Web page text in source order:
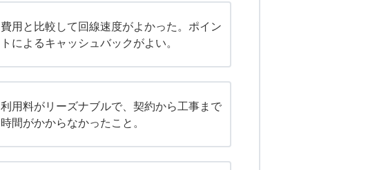
費用と比較して回線速度がよかった。ポイン
トによるキャッシュバックがよい。
利用料がリーズナブルで、契約から工事まで
時間がかからなかったこと。